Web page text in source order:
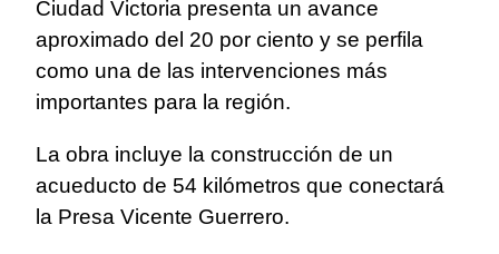
Ciudad Victoria presenta un avance
aproximado del 20 por ciento y se perfila
como una de las intervenciones más
importantes para la región.
La obra incluye la construcción de un
acueducto de 54 kilómetros que conectará
la Presa Vicente Guerrero.